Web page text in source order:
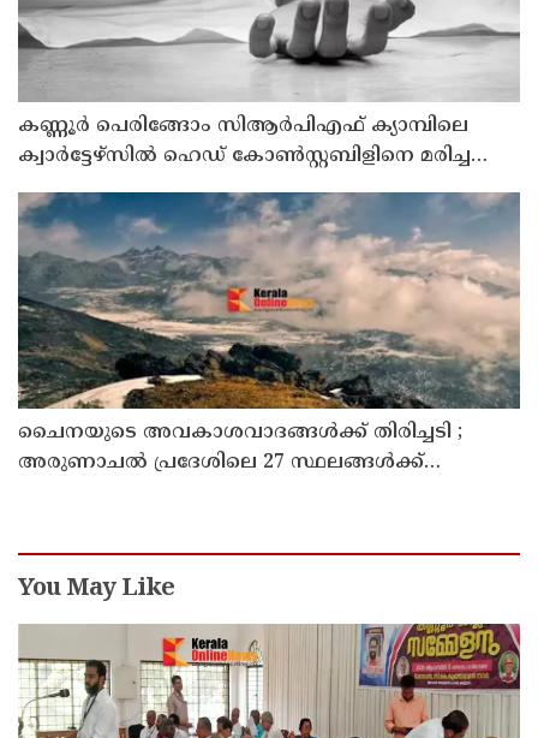
കണ്ണൂര്‍ പെരിങ്ങോം സിആര്‍പിഎഫ് ക്യാമ്പിലെ
ക്വാര്‍ട്ടേഴ്സില്‍ ഹെഡ് കോണ്‍സ്റ്റബിളിനെ മരിച്ച
നിലയില്‍ കണ്ടെത്തി
ചൈനയുടെ അവകാശവാദങ്ങൾക്ക് തിരിച്ചടി ;
അരുണാചൽ പ്രദേശിലെ 27 സ്ഥലങ്ങൾക്ക്
You May Like